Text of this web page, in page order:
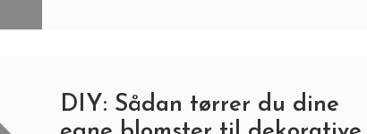
DIY: Sådan tørrer du dine